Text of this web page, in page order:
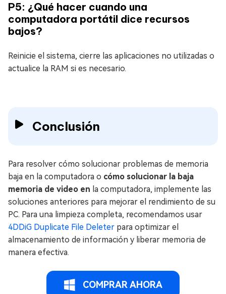
P5: ¿Qué hacer cuando una
computadora portátil dice recursos
bajos?
Reinicie el sistema, cierre las aplicaciones no utilizadas o
actualice la RAM si es necesario.
Conclusión
Para resolver cómo solucionar problemas de memoria
baja en la computadora o cómo solucionar la baja
memoria de video en la computadora, implemente las
soluciones anteriores para mejorar el rendimiento de su
PC. Para una limpieza completa, recomendamos usar
4DDiG Duplicate File Deleter para optimizar el
almacenamiento de información y liberar memoria de
manera efectiva.
COMPRAR AHORA